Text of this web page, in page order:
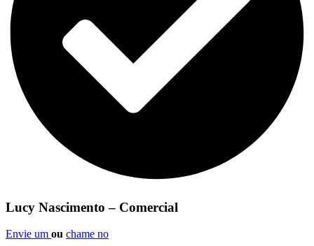
Lucy Nascimento – Comercial
Envie um ou chame no